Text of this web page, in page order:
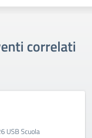
correlati
USB Scuola